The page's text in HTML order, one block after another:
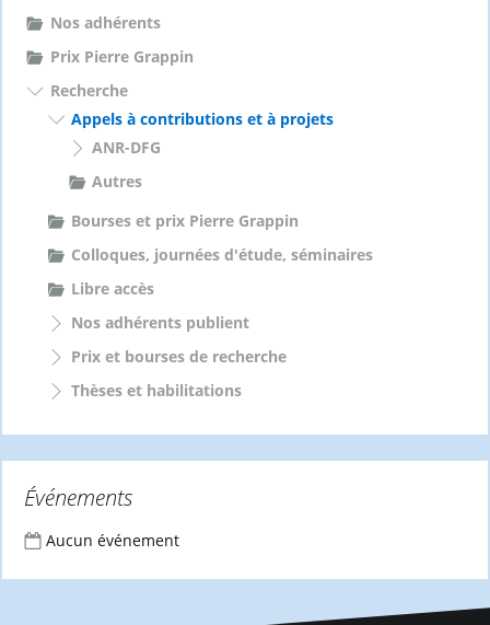
Nos adhérents
Prix Pierre Grappin
Recherche
Appels à contributions et à projets
ANR-DFG
Autres
Bourses et prix Pierre Grappin
Colloques, journées d'étude, séminaires
Libre accès
Nos adhérents publient
Prix et bourses de recherche
Thèses et habilitations
Événements
Aucun événement